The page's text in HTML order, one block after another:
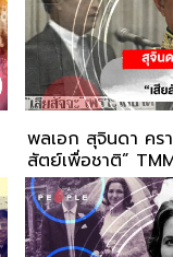
พลเอก สุจินดา ครา
สัตย์เพื่อ